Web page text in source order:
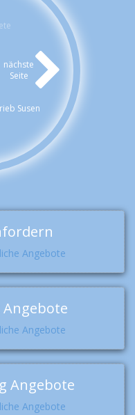
nächste
Seite
Susen
Angebote
Angebote
Angebote
Angebote